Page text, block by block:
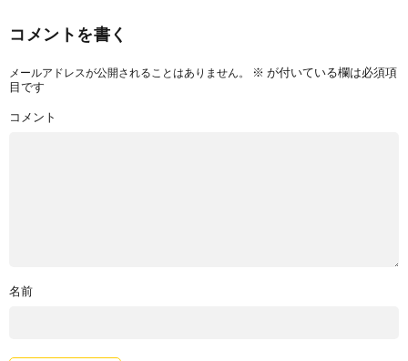
コメントを書く
メールアドレスが公開されることはありません。 ※ が付いている欄は必須項
目です
コメント
名前